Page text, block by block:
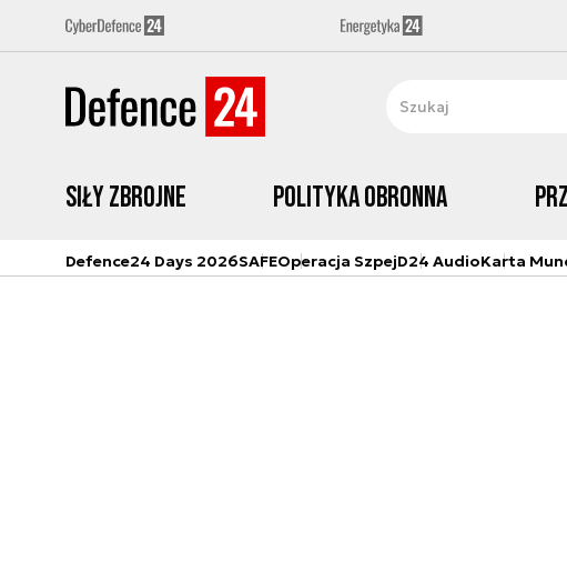
Siły zbrojne Polityka obronna
Defence24 Days 2026SAFEOperacja SzpejD24 AudioKarta